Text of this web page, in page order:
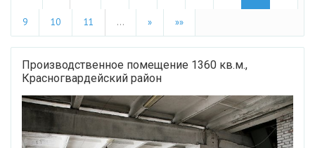
9 10 11 … » »»
Производственное помещение 1360 кв.м.,
Красногвардейский район